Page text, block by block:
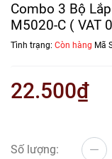
Combo 3 Bộ
M5020-C ( VAT
Tình trạng: Còn hàng Mã
22.500₫
Số lượng: